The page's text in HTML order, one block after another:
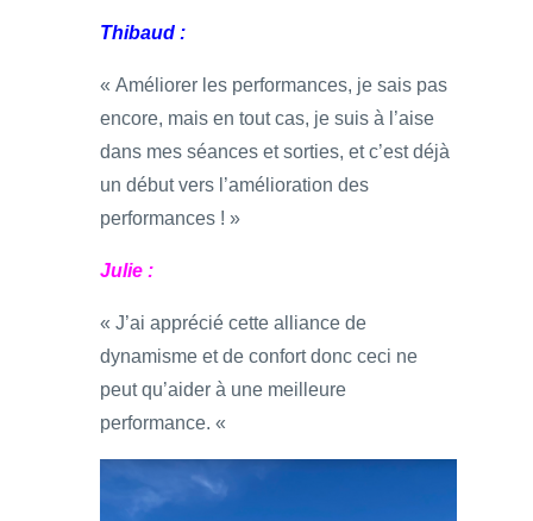
Thibaud :
« Améliorer les performances, je sais pas
encore, mais en tout cas, je suis à l’aise
dans mes séances et sorties, et c’est déjà
un début vers l’amélioration des
performances ! »
Julie :
« J’ai apprécié cette alliance de
dynamisme et de confort donc ceci ne
peut qu’aider à une meilleure
performance. «